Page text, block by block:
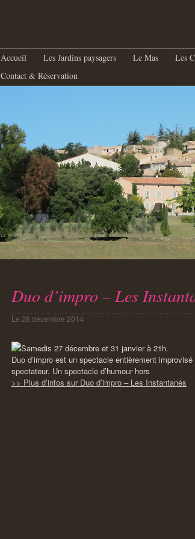
principal
Aller au contenu principal
Aller au contenu secondaire
Accueil Les Jardins paysagers Le Mas Les
Contact & Réservation
Duo d’impro – Les
Le 26 décembre 2014
Samedis 27 décembre et 31 janvier à 21h.
Duo d’impro est un spectacle entièrement
spectateur. Un spectacle d’humour hors
>> Plus d’infos sur Duo d’impro – Les Instantanés